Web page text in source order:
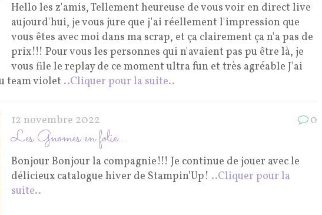
Hello les z'amis, Tellement heureuse de vous voir en direct live
aujourd'hui, je vous jure que j'ai réellement l'impression que
vous êtes avec moi dans ma scrap, et ça clairement ça n'a pas de
prix!!! Pour vous les personnes qui n'avaient pas pu être là, je
vous file le replay de ce moment ultra fun et très agréable J'ai
team violet ..Cliquer pour la suite..
12 novembre 2022 0
Les Gnomes en folie…
Bonjour Bonjour la compagnie!!! Je continue de jouer avec le
délicieux catalogue hiver de Stampin’Up! ..Cliquer pour la
suite..